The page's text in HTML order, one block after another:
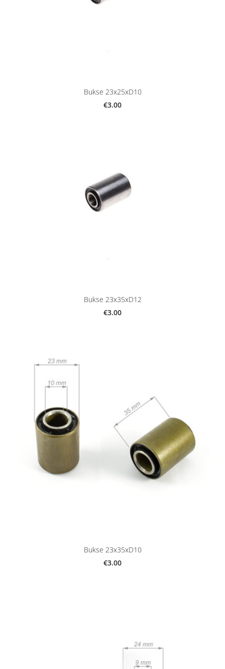
Bukse 23x25xD10
€3.00
Bukse 23x35xD12
€3.00
Bukse 23x35xD10
€3.00